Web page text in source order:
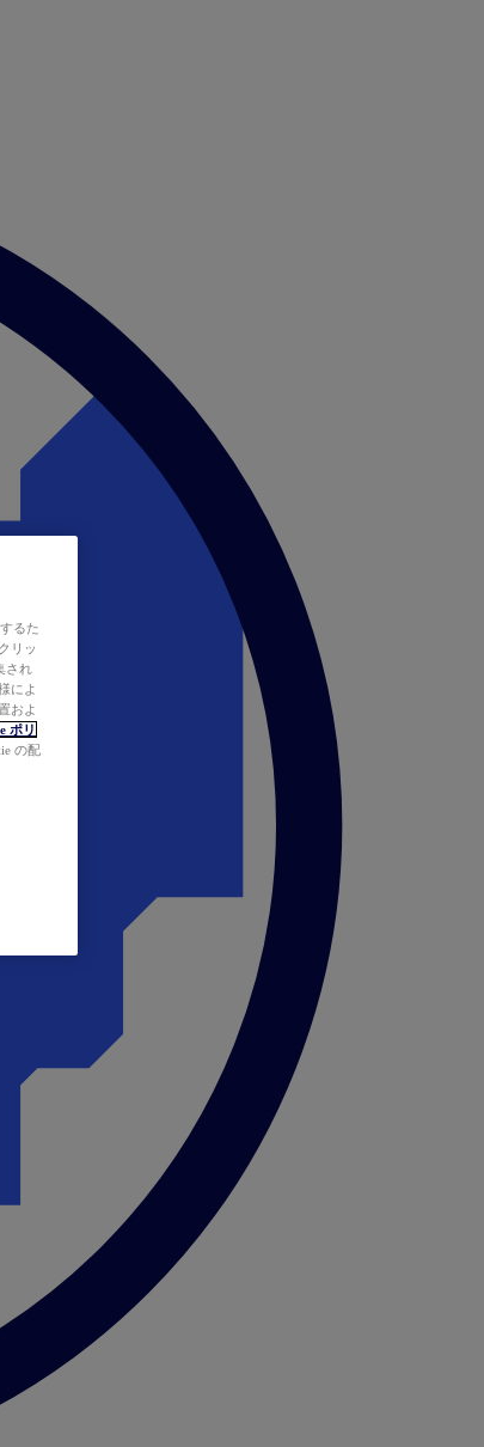
るた
リッ
され
によ
およ
ポリ
の配